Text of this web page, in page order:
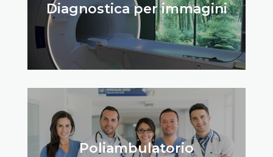
Diagnostica per immagini
Poliambulatorio